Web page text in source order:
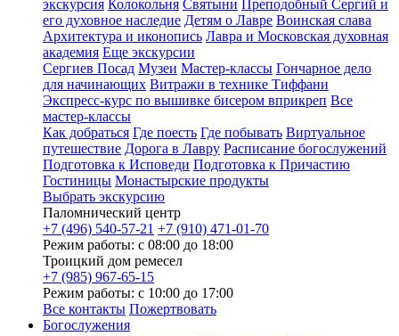
экскурсия Колокольня Святыни Преподобный Сергий и
его духовное наследие Детям о Лавре Воинская слава
Архитектура и иконопись Лавра и Московская духовная
академия Еще экскурсии
Сергиев Посад Музеи Мастер-классы Гончарное дело
для начинающих Витражи в технике Тиффани
Экспресс-курс по вышивке бисером вприкреп Все
мастер-классы
Как добраться Где поесть Где побывать Виртуальное
путешествие Дорога в Лавру Расписание богослужений
Подготовка к Исповеди Подготовка к Причастию
Гостиницы Монастырские продукты
Выбрать экскурсию
Паломнический центр
+7 (496) 540-57-21 +7 (910) 471-01-70
Режим работы: с 08:00 до 18:00
Троицкий дом ремесел
+7 (985) 967-65-15
Режим работы: с 10:00 до 17:00
Все контакты Пожертвовать
Богослужения